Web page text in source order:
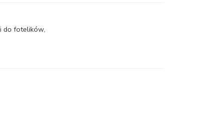
do fotelików,